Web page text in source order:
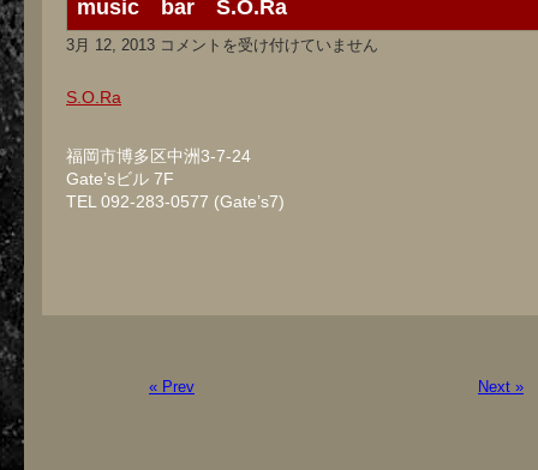
music bar S.O.Ra
3月 12, 2013 music
コメントを受け付けていません
S.O.Ra
福岡市博多区中洲3-7-24
Gate’sビル 7F
TEL 092-283-0577 (Gate’s7)
« Prev Next »